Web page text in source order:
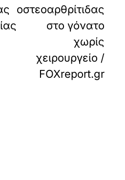
οστεοαρθρίτιδας
στο γόνατο
χωρίς
χειρουργείο /
FOXreport.gr